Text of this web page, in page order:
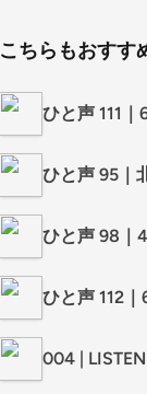
こちらもおすす
ひと声 111｜
ひと声 95｜
ひと声 98｜
ひと声 112
004 |